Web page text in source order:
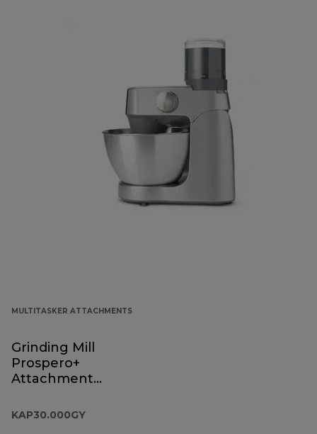
MULTITASKER ATTACHMENTS
Grinding Mill
Prospero+
Attachment
KAP30.000GY